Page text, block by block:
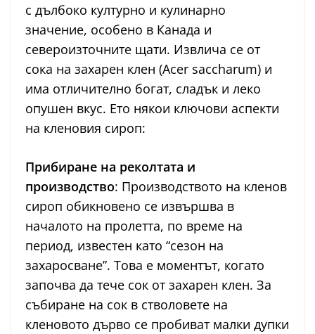
с дълбоко културно и кулинарно
значение, особено в Канада и
североизточните щати. Извлича се от
сока на захарен клен (Acer saccharum) и
има отличително богат, сладък и леко
опушен вкус. Ето някои ключови аспекти
на кленовия сироп:
Прибиране на реколтата и
производство: Производството на кленов
сироп обикновено се извършва в
началото на пролетта, по време на
период, известен като “сезон на
захаросване”. Това е моментът, когато
започва да тече сок от захарен клен. За
събиране на сок в стволовете на
кленовото дърво се пробиват малки дупки